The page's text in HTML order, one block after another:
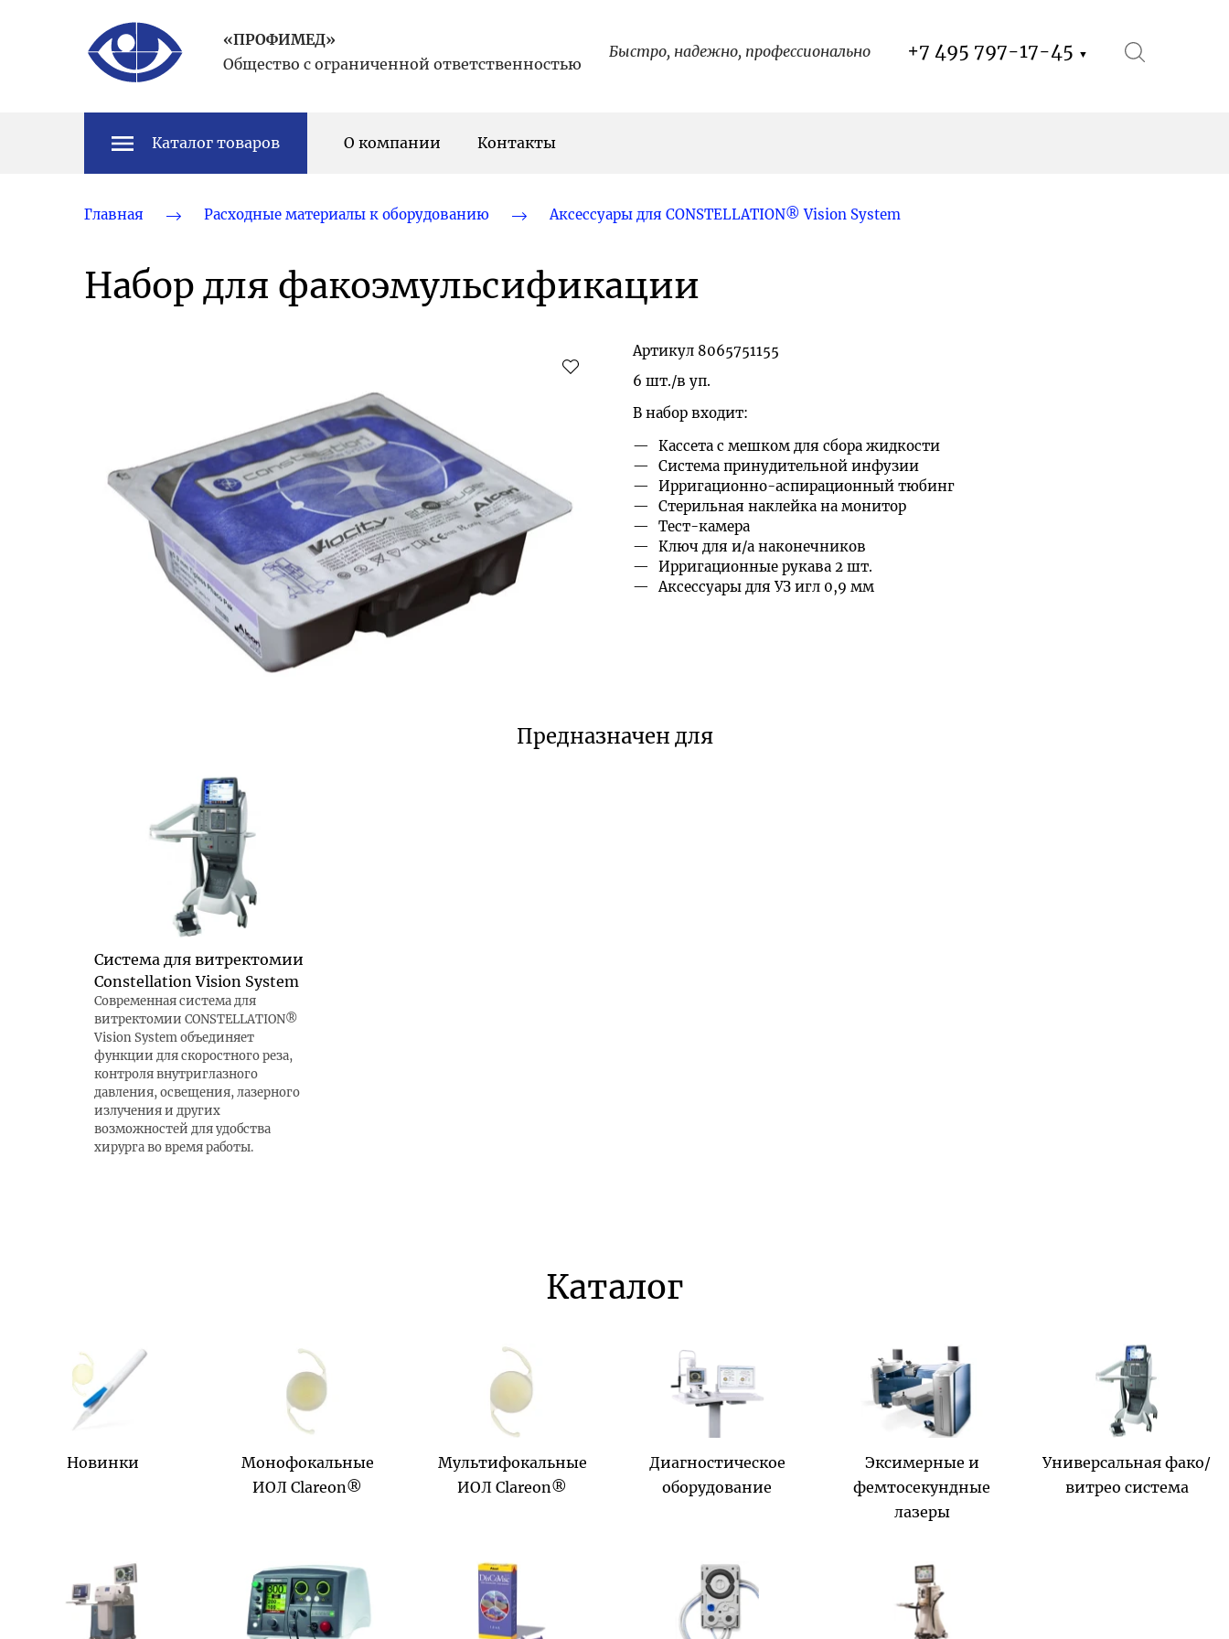
«ПРОФИМЕД»
Общество с ограниченной ответственностью
Быстро, надежно, профессионально +7 495 797-17-45 ▼
Каталог товаров О компании Контакты
Главная Расходные материалы к оборудованию Аксессуары для CONSTELLATION® Vision System
Набор для факоэмульсификации
Артикул 8065751155
6 шт./в уп.
В набор входит:
Кассета с мешком для сбора жидкости
Система принудительной инфузии
Ирригационно-аспирационный тюбинг
Стерильная наклейка на монитор
Тест-камера
Ключ для и/а наконечников
Ирригационные рукава 2 шт.
Аксессуары для УЗ игл 0,9 мм
Предназначен для
Система для витректомии
Constellation Vision System
Современная система для
витректомии CONSTELLATION®
Vision System объединяет
функции для скоростного реза,
контроля внутриглазного
давления, освещения, лазерного
излучения и других
возможностей для удобства
хирурга во время работы.
Каталог
Новинки
Монофокальные
ИОЛ Clareon®
Мультифокальные
ИОЛ Clareon®
Диагностическое
оборудование
Эксимерные и
фемтосекундные
лазеры
Универсальная фако/
витрео система